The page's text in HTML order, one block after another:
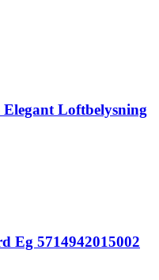
Loftbelysning
Eg 5714942015002